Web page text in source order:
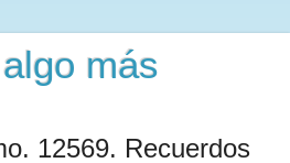
más
12569. Recuerdos